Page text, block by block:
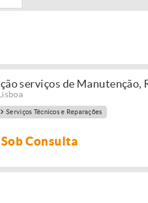
serviços de Manutenção,
Serviços Técnicos e Reparações
Sob Consulta